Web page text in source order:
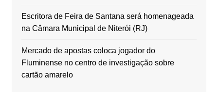
Escritora de Feira de Santana será homenageada
na Câmara Municipal de Niterói (RJ)
Mercado de apostas coloca jogador do
Fluminense no centro de investigação sobre
cartão amarelo